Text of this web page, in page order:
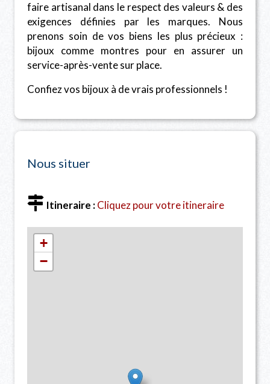
faire artisanal dans le respect des valeurs & des
exigences définies par les marques. Nous
prenons soin de vos biens les plus précieux :
bijoux comme montres pour en assurer un
service-après-vente sur place.
Confiez vos bijoux à de vrais professionnels !
Nous situer
Itineraire :Cliquez pour votre itineraire
+
−